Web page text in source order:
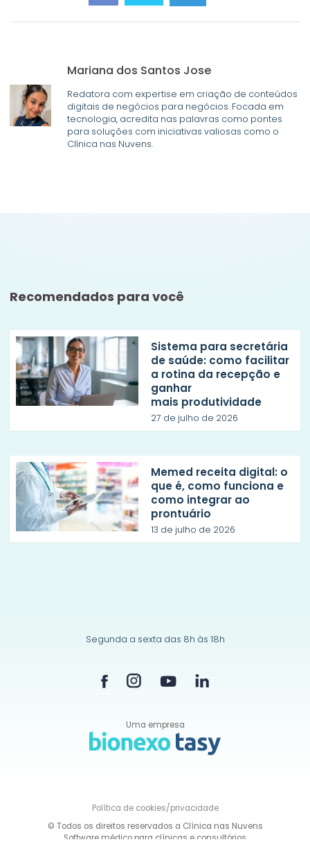
Mariana dos Santos Jose
Redatora com expertise em criação de conteúdos
digitais de negócios para negócios. Focada em
tecnologia, acredita nas palavras como pontes
para soluções com iniciativas valiosas como o
Clínica nas Nuvens.
Recomendados para você
Sistema para secretária
de saúde: como facilitar
a rotina da recepção e
ganhar
mais produtividade
27 de julho de 2026
Memed receita digital: o
que é, como funciona e
como integrar ao
prontuário
13 de julho de 2026
Segunda a sexta das 8h às 18h
Uma empresa
Política decookies/privacidade
© Todos os direitos reservados a Clínica nas Nuvens
Software médico para clínicas e consultórios